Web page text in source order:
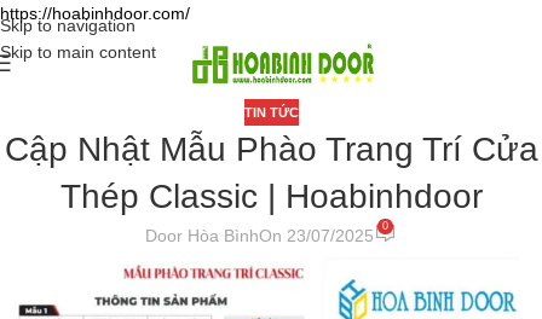
https://hoabinhdoor.com/
Skip to navigation
Skip to main content
TIN TỨC
Cập Nhật Mẫu Phào Trang Trí Cửa
Thép Classic | Hoabinhdoor
Door Hòa BìnhOn 23/07/2025 0